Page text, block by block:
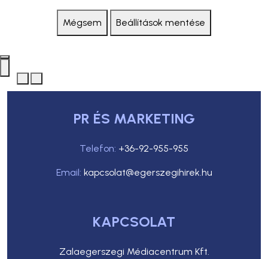
Mégsem Beállítások mentése
PR ÉS MARKETING
Telefon: +36-92-955-955
Email: kapcsolat@egerszegihirek.hu
KAPCSOLAT
Zalaegerszegi Médiacentrum Kft.